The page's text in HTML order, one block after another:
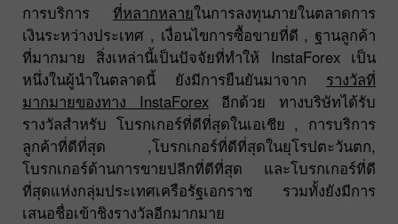
การบริการ ที่หลากหลายในการลงทุนภายในตลาดการ
เงินระหว่างประเทศ , เงื่อนไขการซื้อขายที่ดี , ฐานลูกค้า
ที่มากมาย สิ่งเหล่านี้เป็นปัจจัยที่ทำให้ InstaForex เป็น
หนึ่งในผู้นำในตลาดนี้ ยังมีการยืนยันมาจาก รางวัลที่
มากมายของทาง InstaForexอีกด้วย ทางบริษัทได้รับ
รางวัลสำหรับ โบรกเกอร์ที่ดีที่สุดในเอเชีย , การบริการ
ลูกค้าที่ดีที่สุด ,โบรกเกอร์ที่ดีที่สุดในยุโรปตะวันตก,
โบรกเกอร์ด้านการขายปลีกที่ดีที่สุด และโบรกเกอร์ที่ดี
ที่สุดแห่งกลุ่มประเทศเครือรัฐเอกราช รวมทั้งยังมีการ
เสนอชื่อเข้าชิงรางวัลอีกมากมาย